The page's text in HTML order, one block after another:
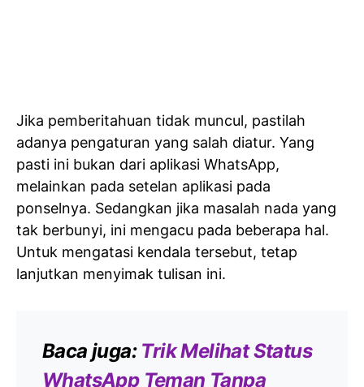
Jika pemberitahuan tidak muncul, pastilah
adanya pengaturan yang salah diatur. Yang
pasti ini bukan dari aplikasi WhatsApp,
melainkan pada setelan aplikasi pada
ponselnya. Sedangkan jika masalah nada yang
tak berbunyi, ini mengacu pada beberapa hal.
Untuk mengatasi kendala tersebut, tetap
lanjutkan menyimak tulisan ini.
Baca juga: Trik Melihat Status
WhatsApp Teman Tanpa